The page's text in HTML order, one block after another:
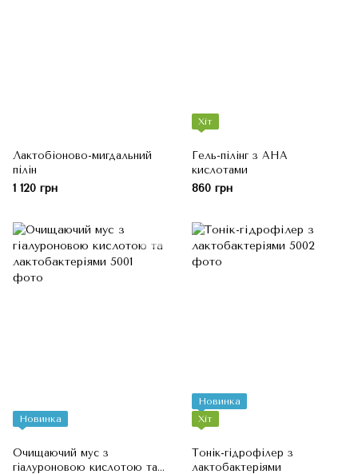
Лактобіоново-мигдальний
пілін
1 120 грн
Хіт
Гель-пілінг з AHA
кислотами
860 грн
Новинка
Очищаючий мус з
гіалуроновою кислотою та
Новинка
Хіт
Тонік-гідрофілер з
лактобактеріями